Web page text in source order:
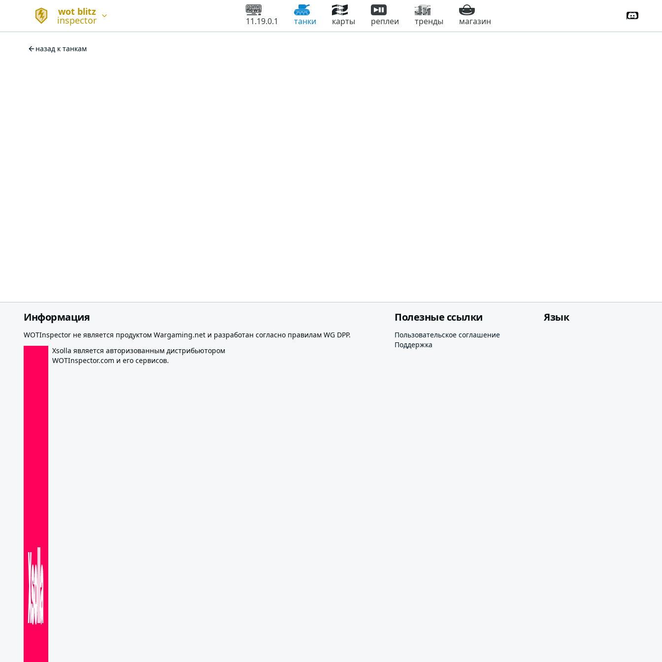
wot blitz
inspector 11.19.0.1 танки карты реплеи тренды магазин
назад к танкам
Информация
WOTInspector не является продуктом Wargaming.net и разработан согласно правилам WG DPP.
Xsolla является авторизованным дистрибьютором
WOTInspector.com и его сервисов.
Полезные ссылки
Пользовательское соглашение
Поддержка
Язык